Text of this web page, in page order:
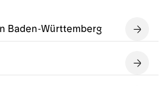
Baden-Württemberg